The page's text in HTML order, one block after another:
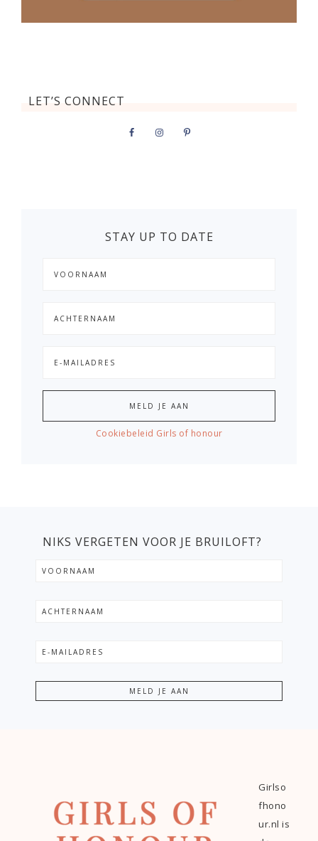
LET’S CONNECT
STAY UP TO DATE
Cookiebeleid Girls of honour
NIKS VERGETEN VOOR JE BRUILOFT?
Girlso
fhono
ur.nl is